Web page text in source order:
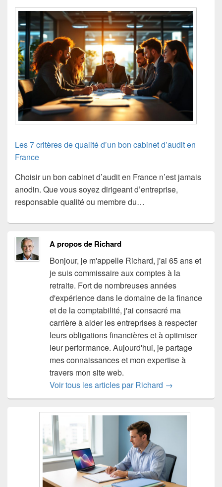
Les 7 critères de qualité d’un bon cabinet d’audit en
France
Choisir un bon cabinet d’audit en France n’est jamais
anodin. Que vous soyez dirigeant d’entreprise,
responsable qualité ou membre du…
A propos de Richard
Bonjour, je m'appelle Richard, j'ai 65 ans et
je suis commissaire aux comptes à la
retraite. Fort de nombreuses années
d'expérience dans le domaine de la finance
et de la comptabilité, j'ai consacré ma
carrière à aider les entreprises à respecter
leurs obligations financières et à optimiser
leur performance. Aujourd'hui, je partage
mes connaissances et mon expertise à
travers mon site web.
Voir tous les articles par Richard →